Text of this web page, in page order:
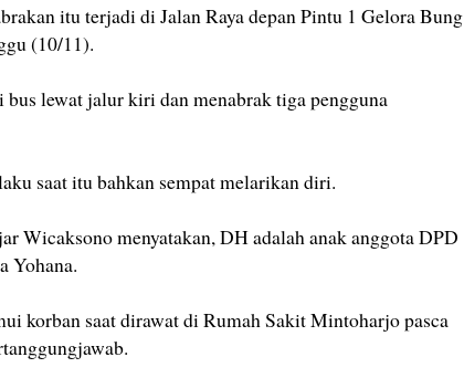
itu terjadi di Jalan Raya depan Pintu 1 Gelora Bung
(10/11).
lewat jalur kiri dan menabrak tiga pengguna
saat itu bahkan sempat melarikan diri.
Wicaksono menyatakan, DH adalah anak anggota DPD
Yohana.
korban saat dirawat di Rumah Sakit Mintoharjo pasca